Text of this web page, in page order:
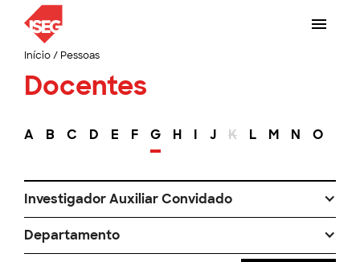
Início/ Pessoas
Docentes
A B C D E F G H I J K L M N O
Investigador Auxiliar Convidado
Departamento